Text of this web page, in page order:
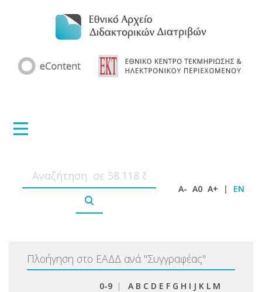
A- A0 A+ | EN
Πλοήγηση στο ΕΑΔΔ ανά "Συγγραφέας"
0-9 | A B C D E F G H I J K L M